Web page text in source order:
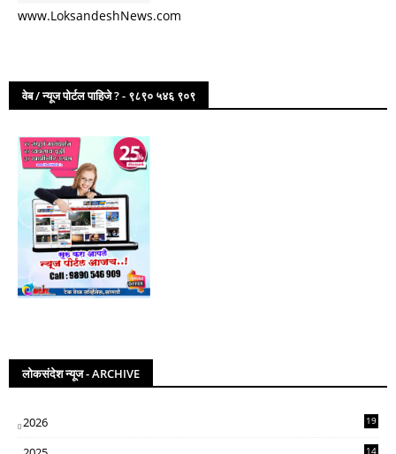
www.LoksandeshNews.com
वेब / न्यूज पोर्टल पाहिजे ? - ९८९० ५४६ ९०९
लोकसंदेश न्यूज - ARCHIVE
2026 19
14